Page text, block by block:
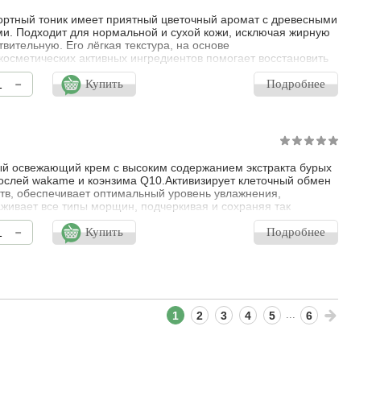
тоник имеет приятный цветочный аромат с древесными
Подходит для нормальной и сухой кожи, исключая жирную
Его лёгкая текстура, на основе
активных ингредиентов помогает восстановить
кожи, уровень pH и подготовить кожу к последующему уходу.
- Купить Подробнее
освежающий крем с высоким содержанием экстракта бурых
wakame и коэнзима Q10.Активизирует клеточный обмен
обеспечивает оптимальный уровень увлажнения,
все типы морщин, подчеркивая и сохраняя так
«Треугольник Красоты».
- Купить Подробнее
1 2 3 4 5 ... 6